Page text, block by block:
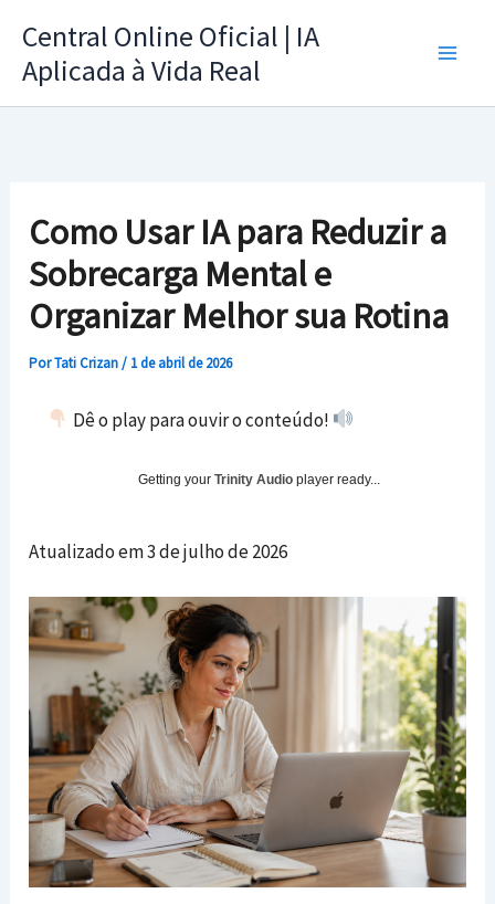
para
conteúdo
Central Online Oficial | IA
Aplicada à Vida Real
Como Usar IA para Reduzir a
Sobrecarga Mental e
Organizar Melhor sua Rotina
PorTati Crizan/ 1 de abril de 2026
Dê o play para ouvir o conteúdo!
Getting yourTrinity Audio player ready...
Atualizado em 3 de julho de 2026